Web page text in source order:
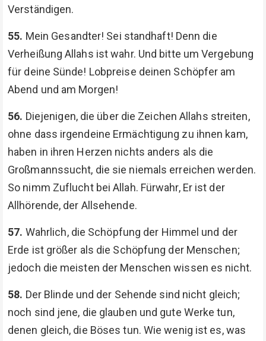
Verständigen.
55. Mein Gesandter! Sei standhaft! Denn die
Verheißung Allahs ist wahr. Und bitte um Vergebung
für deine Sünde! Lobpreise deinen Schöpfer am
Abend und am Morgen!
56. Diejenigen, die über die Zeichen Allahs streiten,
ohne dass irgendeine Ermächtigung zu ihnen kam,
haben in ihren Herzen nichts anders als die
Großmannssucht, die sie niemals erreichen werden.
So nimm Zuflucht bei Allah. Fürwahr, Er ist der
Allhörende, der Allsehende.
57. Wahrlich, die Schöpfung der Himmel und der
Erde ist größer als die Schöpfung der Menschen;
jedoch die meisten der Menschen wissen es nicht.
58. Der Blinde und der Sehende sind nicht gleich;
noch sind jene, die glauben und gute Werke tun,
denen gleich, die Böses tun. Wie wenig ist es, was